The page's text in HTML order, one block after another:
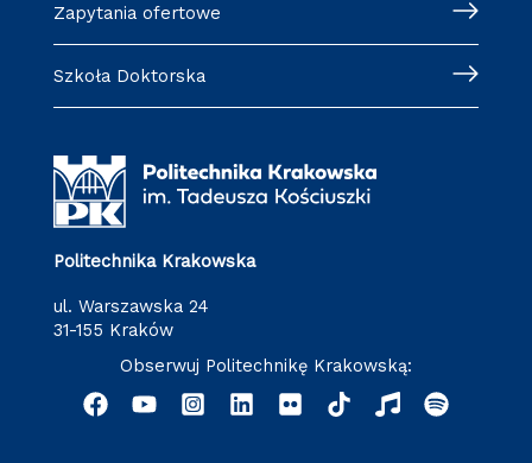
Zapytania ofertowe
Szkoła Doktorska
Politechnika Krakowska
ul. Warszawska 24
31-155 Kraków
Obserwuj Politechnikę Krakowską: